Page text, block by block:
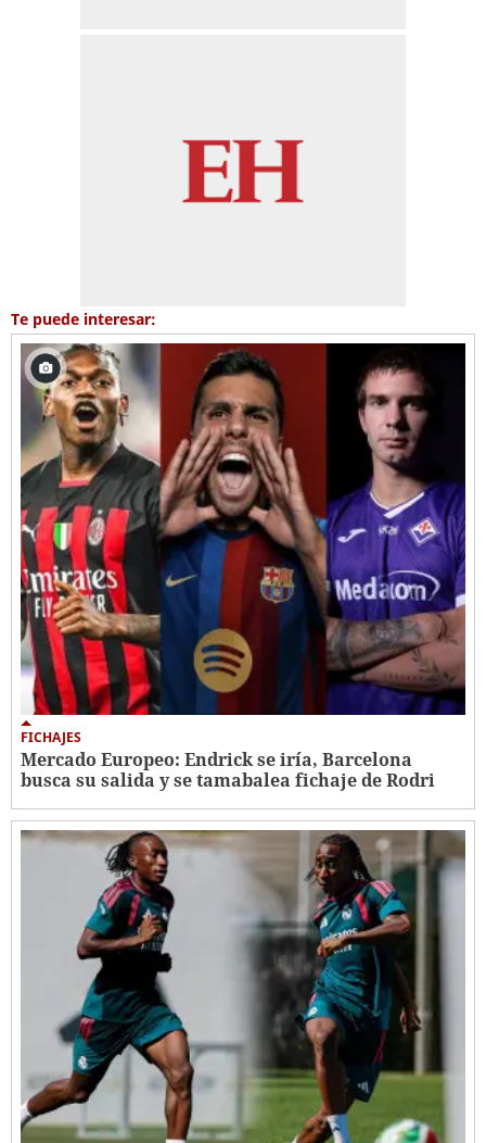
Te puede interesar:
FICHAJES
Mercado Europeo: Endrick se iría, Barcelona
busca su salida y se tamabalea fichaje de Rodri